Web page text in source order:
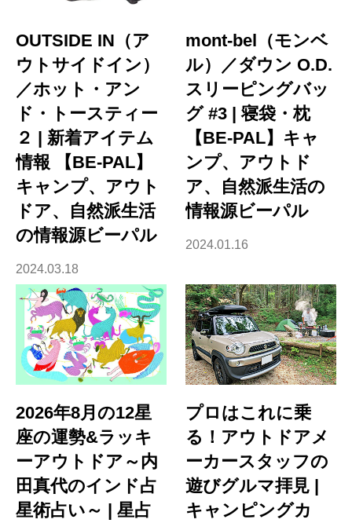
OUTSIDE IN（ア
ウトサイドイン）
／ホット・アン
ド・トースティー
２ | 新着アイテム
情報 【BE-PAL】
キャンプ、アウト
ドア、自然派生活
の情報源ビーパル
2024.03.18
mont-bel（モンベ
ル）／ダウン O.D.
スリーピングバッ
グ #3 | 寝袋・枕
【BE-PAL】キャ
ンプ、アウトド
ア、自然派生活の
情報源ビーパル
2024.01.16
2026年8月の12星
座の運勢&ラッキ
ーアウトドア～内
田真代のインド占
星術占い～ | 星占
プロはこれに乗
る！アウトドアメ
ーカースタッフの
遊びグルマ拝見 |
キャンピングカ